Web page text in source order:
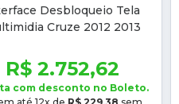
Desbloqueio Tela
Cruze 2012 2013
R$ 2.752,62
com desconto no Boleto.